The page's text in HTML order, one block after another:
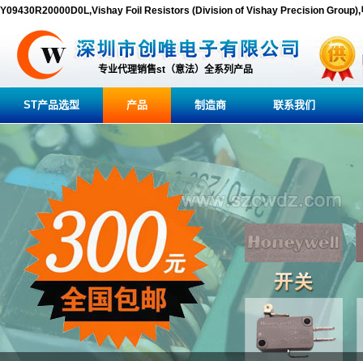
Y09430R20000D0L,Vishay Foil Resistors (Division of Vishay Precision Group),
专业代理销售st（意法）全系列产品
ST产品选型 产品 制造商 联系我们